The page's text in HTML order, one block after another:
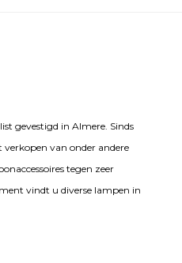
gevestigd in Almere. Sinds
van onder andere
tegen zeer
vindt u diverse lampen in